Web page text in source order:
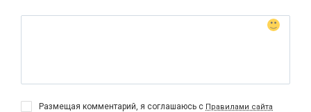
Размещая комментарий, я соглашаюсь с Правилами сайта